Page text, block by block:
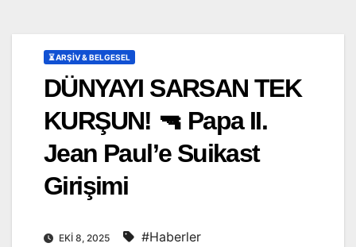
⏳ ARŞİV & BELGESEL
DÜNYAYI SARSAN TEK
KURŞUN! 🔫 Papa II.
Jean Paul’e Suikast
Girişimi
EKI 8, 2025 #Haberler